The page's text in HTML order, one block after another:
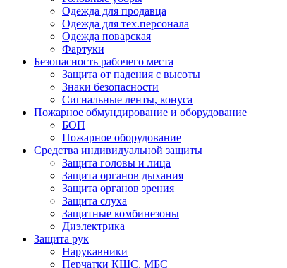
Одежда для продавца
Одежда для тех.персонала
Одежда поварская
Фартуки
Безопасность рабочего места
Защита от падения с высоты
Знаки безопасности
Сигнальные ленты, конуса
Пожарное обмундирование и оборудование
БОП
Пожарное оборудование
Средства индивидуальной защиты
Защита головы и лица
Защита органов дыхания
Защита органов зрения
Защита слуха
Защитные комбинезоны
Диэлектрика
Защита рук
Нарукавники
Перчатки КЩС, МБС